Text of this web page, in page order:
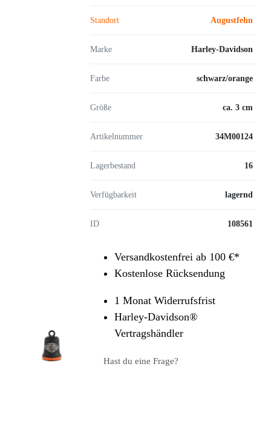
Standort Augustfehn
Marke Harley-Davidson
Farbe schwarz/orange
Größe ca. 3 cm
Artikelnummer 34M00124
Lagerbestand 16
Verfügbarkeit lagernd
ID 108561
Versandkostenfrei ab 100 €*
Kostenlose Rücksendung
1 Monat Widerrufsfrist
Harley-Davidson®
Vertragshändler
Hast du eine Frage?